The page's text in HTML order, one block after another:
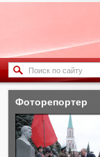
Фоторепортер